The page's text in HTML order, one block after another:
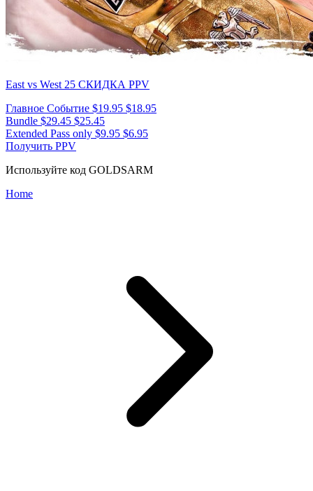
East vs West 25 СКИДКА PPV
Главное Событие $19.95 $18.95
Bundle $29.45 $25.45
Extended Pass only $9.95 $6.95
Получить PPV
Используйте код GOLDSARM
Home